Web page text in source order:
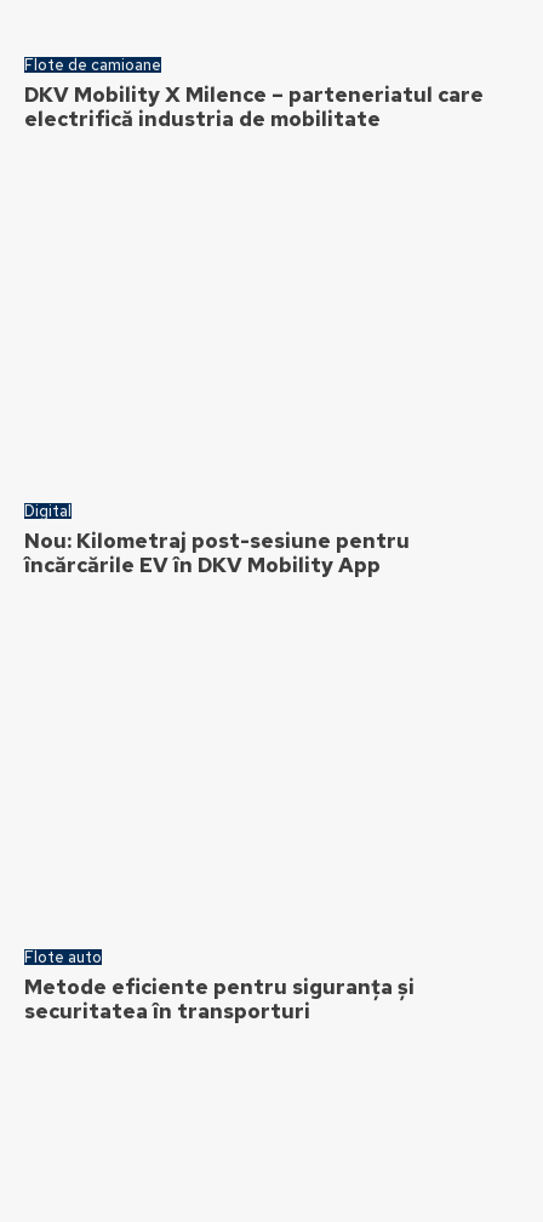
Flote de camioane
DKV Mobility X Milence – parteneriatul care
electrifică industria de mobilitate
Digital
Nou: Kilometraj post-sesiune pentru
încărcările EV în DKV Mobility App
Flote auto
Metode eficiente pentru siguranța și
securitatea în transporturi